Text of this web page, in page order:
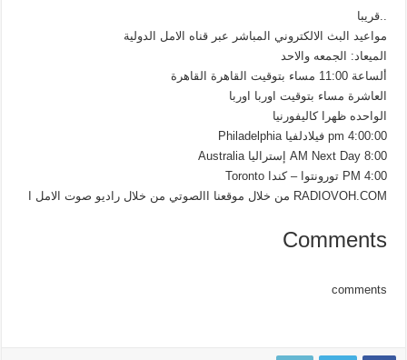
..قريبا
مواعيد البث الالكتروني المباشر عبر قناه الامل الدولية
الميعاد: الجمعه والاحد
ألساعة 11:00 مساء بتوقيت القاهرة القاهرة
العاشرة مساء بتوقيت اوربا اوربا
الواحده ظهرا كاليفورنيا
4:00:00 pm فيلادلفيا Philadelphia
8:00 AM Next Day إستراليا Australia
4:00 PM تورونتوا – كندا Toronto
RADIOVOH.COM من خلال موقعنا االصوتي من خلال راديو صوت الامل ا
Comments
comments